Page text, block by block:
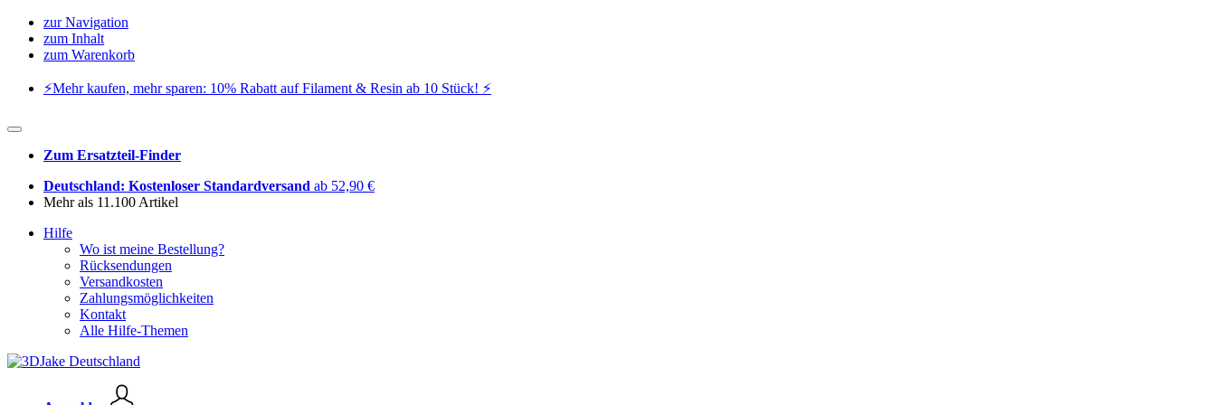
zur Navigation
zum Inhalt
zum Warenkorb
⚡️Mehr kaufen, mehr sparen: 10% Rabatt auf Filament & Resin ab 10 Stück! ⚡️
Zum Ersatzteil-Finder
Deutschland: Kostenloser Standardversand ab 52,90 €
Mehr als 11.100 Artikel
Hilfe
Wo ist meine Bestellung?
Rücksendungen
Versandkosten
Zahlungsmöglichkeiten
Kontakt
Alle Hilfe-Themen